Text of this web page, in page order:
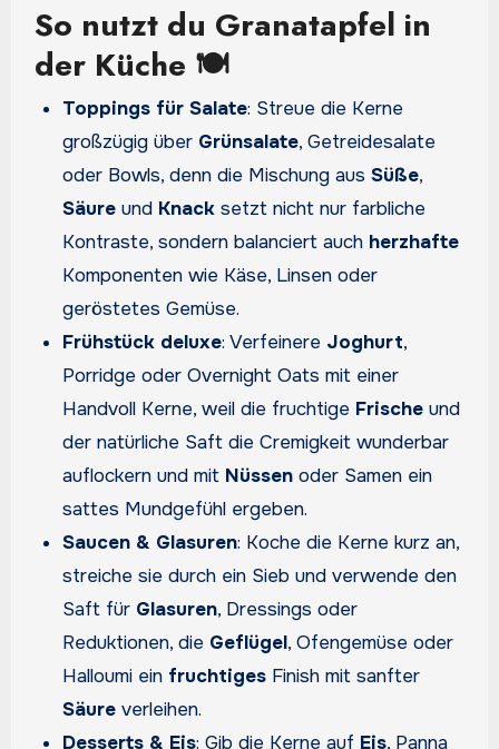
So nutzt du Granatapfel in
der Küche 🍽️
Toppings für Salate: Streue die Kerne
großzügig über Grünsalate, Getreidesalate
oder Bowls, denn die Mischung ausSüße,
Säure und Knack setzt nicht nur farbliche
Kontraste, sondern balanciert auch herzhafte
Komponenten wie Käse, Linsen oder
geröstetes Gemüse.
Frühstück deluxe: Verfeinere Joghurt,
Porridge oder Overnight Oats mit einer
Handvoll Kerne, weil die fruchtige Frische und
der natürliche Saft die Cremigkeit wunderbar
auflockern und mit Nüssen oder Samen ein
sattes Mundgefühl ergeben.
Saucen & Glasuren: Koche die Kerne kurz an,
streiche sie durch ein Sieb und verwende den
Saft für Glasuren, Dressings oder
Reduktionen, die Geflügel, Ofengemüse oder
Halloumi ein fruchtiges Finish mit sanfter
Säure verleihen.
Desserts & Eis: Gib die Kerne auf Eis, Panna